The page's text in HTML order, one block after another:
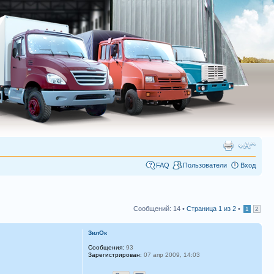
FAQ Пользователи Вход
Сообщений: 14 • Страница 1 из 2 • 1 2
ЗилОк
Сообщения: 93
Зарегистрирован: 07 апр 2009, 14:03